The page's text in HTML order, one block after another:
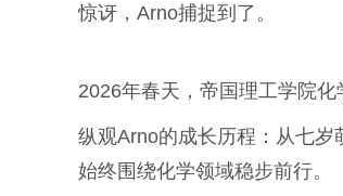
惊讶，Arno捕捉到了。
2026年春天，帝国理工学院化
纵观Arno的成长历程：从七
始终围绕化学领域稳步前行。